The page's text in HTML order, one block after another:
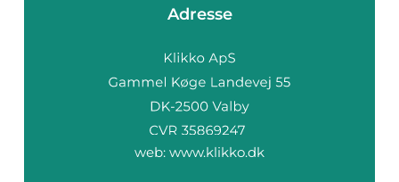
Adresse
web: www.klikko.dk